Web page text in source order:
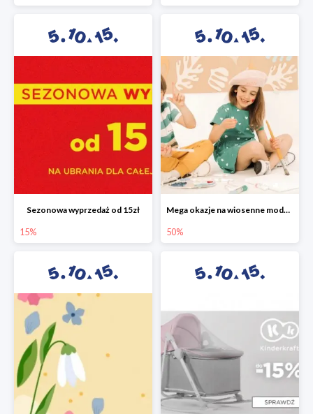
Sezonowa wyprzedaż od 15zł
15%
Mega okazje na wiosenne modele w 5.10.15 do -50%
50%